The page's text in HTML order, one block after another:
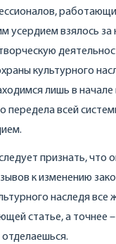
усердием взялось
культурного
лишь в
передела всей
признать, что
к изменению
наследя все
статье, а точнее